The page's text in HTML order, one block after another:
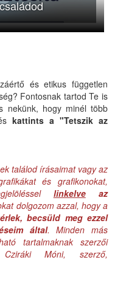
és etikus független
Fontosnak tartod Te is
nekünk, hogy minél több
kattints a "Tetszik az
találod írásaimat vagy az
és grafikonokat,
linkelveaz
dolgozom azzal, hogy a
becsüld meg ezzel
által. Minden más
tartalmaknak szerzői
Móni, szerző,